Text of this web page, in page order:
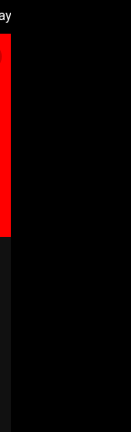
Geger! Polisi Sita 996